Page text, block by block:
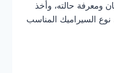
ومعرفة حالته، وأخذ
نوع السيراميك المناسب